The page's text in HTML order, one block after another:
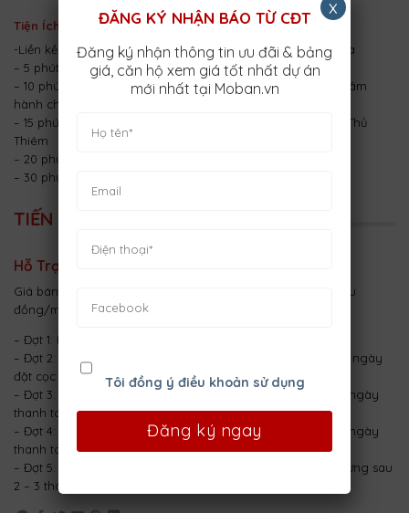
Tiện Ích Ngoại Khu
-Liền kề Công viên văn hóa thể thao Tam Phú quy mô 70ha
– 5 phút đến đường vành đai 2, quốc lộ 1A, Phạm Văn Đồng
– 10 phút đến trường cấp 1, 2, 3, trường đại học, chợ, trung tâm
hành chính quận Thủ Đức
– 15 phút đến Vincom Thủ Đức, trạm metro, khu đô thị mới Thủ
Thiêm
– 20 phút đến quận 1
– 30 phút đến sân bay Tân Sơn Nhất
TIẾN ĐỘ DỰ ÁN
Hỗ Trợ Tài Chính
Giá bán các sản phẩm tại khu dân cư Tam Bình là từ 40 triệu
đồng/m2. Các đợt thanh toán gồm:
– Đợt 1: Đặt cọc 50 triệu
– Đợt 2: Thanh toán 35% giá trị lô đất sau 10 – 15 ngày kể từ ngày
đặt cọc
– Đợt 3: Thanh toán 20% giá trị lô đất sau 2 – 3 tháng kể từ ngày
thanh toán đợt 2
– Đợt 4: Thanh toán 20% giá trị lô đất sau 2 – 3 tháng kể từ ngày
thanh toán đợt 3
– Đợt 5: Thanh toán phần còn lại, nhận sổ, nhận nền xây dựng sau
2 – 3 tháng tính từ ngày thanh toán đợt
ĐĂNG KÝ NHẬN BÁO TỪ CĐT
Đăng ký nhận thông tin ưu đãi & bảng
giá, căn hộ xem giá tốt nhất dự án
mới nhất tại Moban.vn
Tôi đồng ý điều khoản sử dụng
x